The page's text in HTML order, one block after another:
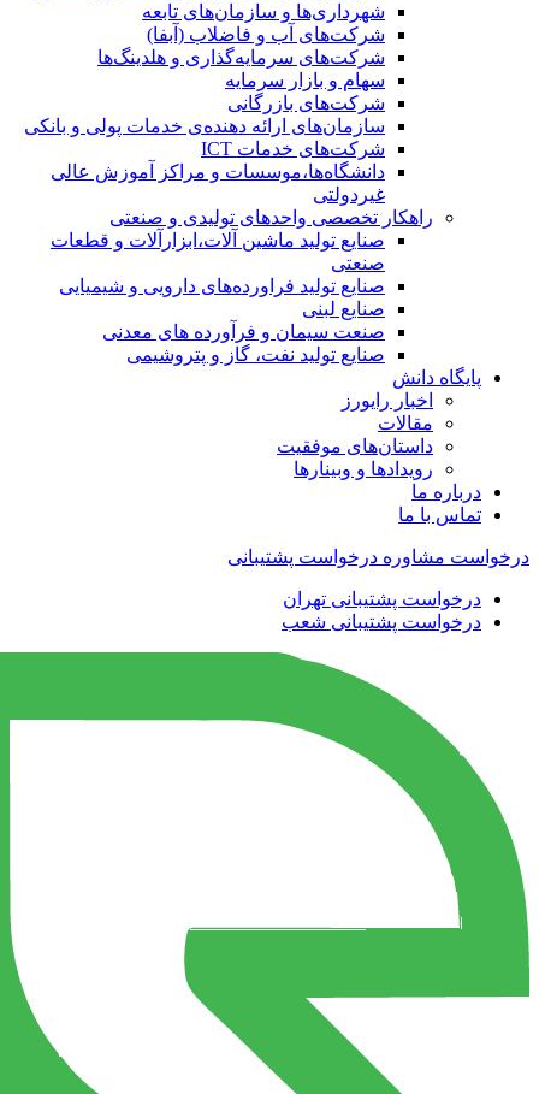
شهرداری‌ها و سازمان‌های تابعه
شرکت‌های آب و فاضلاب (آبفا)
شرکت‌های سرمایه‌گذاری و هلدینگ‌ها
سهام و بازار سرمایه
شرکت‌های بازرگانی
سازمان‌های ارائه دهنده‌ی خدمات پولی و بانکی
شرکت‌های خدمات ICT
دانشگاه‌ها،موسسات و مراکز آموزش عالی
غیردولتی
راهکار تخصصی واحدهای تولیدی و صنعتی
صنایع توليد ماشين آلات،ابزارآلات و قطعات
صنعتی
صنایع تولید فراورده‌های دارویی و شیمیایی
صنایع لبنی
صنعت سیمان و فرآورده های معدنی
صنایع تولید نفت، گاز و پتروشيمی
پایگاه دانش
اخبار رایورز
مقالات
داستان‌های موفقیت
رویدادها و وبینارها
درباره ما
تماس با ما
درخواست مشاوره درخواست پشتیبانی
درخواست پشتیبانی تهران
درخواست پشتیبانی شعب